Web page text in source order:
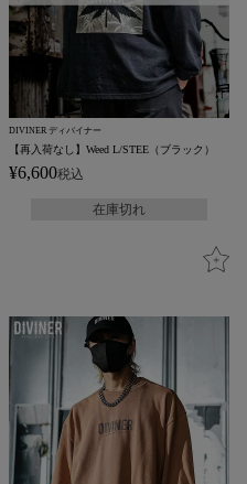
DIVINER ディバイナー
【再入荷なし】Weed L/STEE（ブラック）
¥6,600税込
在庫切れ